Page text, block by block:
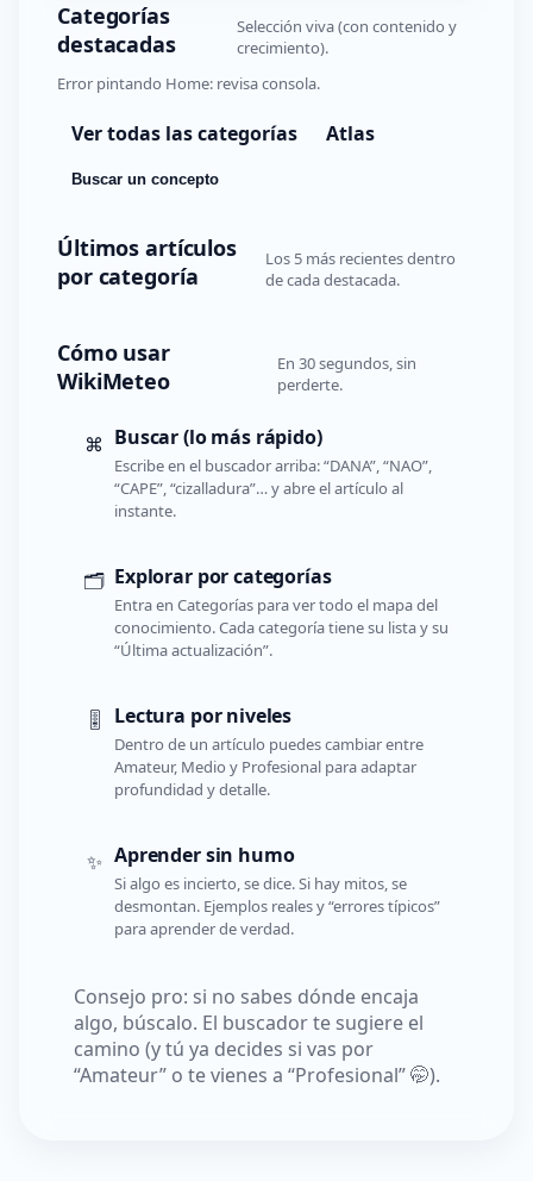
Categorías
destacadas
Selección viva (con contenido y
crecimiento).
Error pintando Home: revisa consola.
Ver todas las categorías Atlas
Buscar un concepto
Últimos artículos
por categoría
Los 5 más recientes dentro
de cada destacada.
Cómo usar
WikiMeteo
En 30 segundos, sin
perderte.
⌘ Buscar (lo más rápido)
Escribe en el buscador arriba: “DANA”, “NAO”,
“CAPE”, “cizalladura”… y abre el artículo al
instante.
🗂️ Explorar por categorías
Entra en Categorías para ver todo el mapa del
conocimiento. Cada categoría tiene su lista y su
“Última actualización”.
🎚️ Lectura por niveles
Dentro de un artículo puedes cambiar entre
Amateur, Medio y Profesional para adaptar
profundidad y detalle.
✨ Aprender sin humo
Si algo es incierto, se dice. Si hay mitos, se
desmontan. Ejemplos reales y “errores típicos”
para aprender de verdad.
Consejo pro: si no sabes dónde encaja
algo, búscalo. El buscador te sugiere el
camino (y tú ya decides si vas por
“Amateur” o te vienes a “Profesional” 🤭).